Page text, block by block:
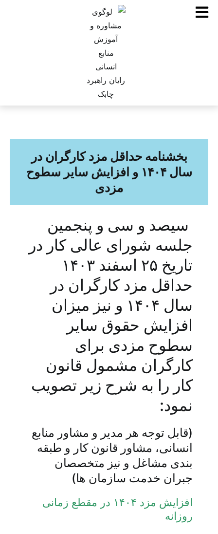
بخشنامه حداقل مزد کارگران در
سال ۱۴۰۴ و افزایش سایر سطوح
مزدی
سیصد و سی و پنجمین
جلسه شورای عالی کار در
تاریخ ۲۵ اسفند ۱۴۰۳
حداقل مزد کارگران در
سال ۱۴۰۴ و نیز میزان
افزایش حقوق سایر
سطوح مزدی برای
کارگران مشمول قانون
کار را به شرح زیر تصویب
نمود:
(قابل توجه هر مدیر و مشاور منابع
انسانی، مشاور قانون کار و طبقه
بندی مشاغل و نیز متخصصان
جبران خدمت سازمان ها)
افزایش مزد ۱۴۰۴ در مقطع زمانی
روزانه